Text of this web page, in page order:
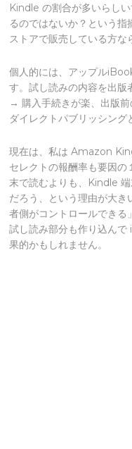
Kindle の割合が多いらし
るのではないか？という
ストアで販売している方な
個人的には、アップル
す。試し読みの内容を出版
→ 購入手続きが楽、出版
ダイレクトパブリッシング
現在は、私は Amazon
セレクトの報酬率も要因
末で読むよりも、Kindle
だろう、という理由が大き
者側がコントロールできる
試し読み部分も作り込ん
果的かもしれません。